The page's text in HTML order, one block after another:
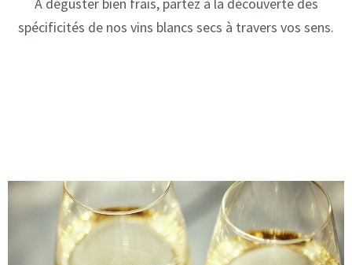
spécificités de nos vins blancs secs à travers vos sens.